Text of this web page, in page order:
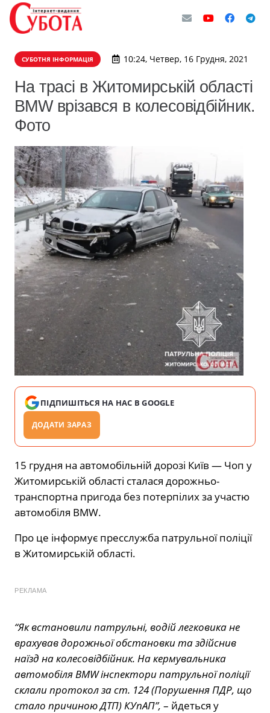
СУБОТНЯ ІНФОРМАЦІЯ 10:24, Четвер, 16 Грудня, 2021
На трасі в Житомирській області
BMW врізався в колесовідбійник.
Фото
ПІДПИШІТЬСЯ НА НАС В GOOGLE
ДОДАТИ ЗАРАЗ
15 грудня на автомобільній дорозі Київ — Чоп у
Житомирській області сталася дорожньо-
транспортна пригода без потерпілих за участю
автомобіля BMW.
Про це інформує пресслужба патрульної поліції
в Житомирській області.
РЕКЛАМА
“Як встановили патрульні, водій легковика не
врахував дорожньої обстановки та здійснив
наїзд на колесовідбійник. На кермувальника
автомобіля BMW інспектори патрульної поліції
склали протокол за ст. 124 (Порушення ПДР, що
стало причиною ДТП) КУпАП”, – йдеться у